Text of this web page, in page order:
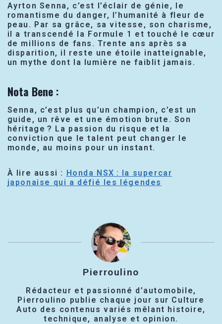
Ayrton Senna, c’est l’éclair de génie, le
romantisme du danger, l’humanité à fleur de
peau. Par sa grâce, sa vitesse, son charisme,
il a transcendé la Formule 1 et touché le cœur
de millions de fans. Trente ans après sa
disparition, il reste une étoile inatteignable,
un mythe dont la lumière ne faiblit jamais.
Nota Bene :
Senna, c’est plus qu’un champion, c’est un
guide, un rêve et une émotion brute. Son
héritage ? La passion du risque et la
conviction que le talent peut changer le
monde, au moins pour un instant.
À lire aussi : Honda NSX : la supercar
japonaise qui a défié les légendes
Pierroulino
Rédacteur et passionné d’automobile,
Pierroulino publie chaque jour sur Culture
Auto des contenus variés mêlant histoire,
technique, analyse et opinion.